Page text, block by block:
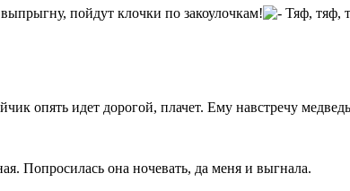
Попросилась она ночевать, да меня и выгнала.